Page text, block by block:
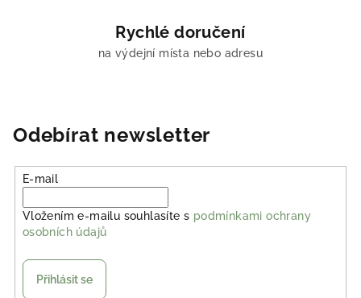
Rychlé doručení
na výdejní místa nebo adresu
Odebírat newsletter
E-mail
Vložením e-mailu souhlasíte s podmínkami ochrany
osobních údajů
Přihlásit se